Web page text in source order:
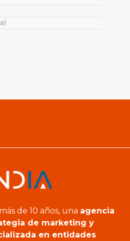
de 10 años, una agencia
de marketing y
en entidades